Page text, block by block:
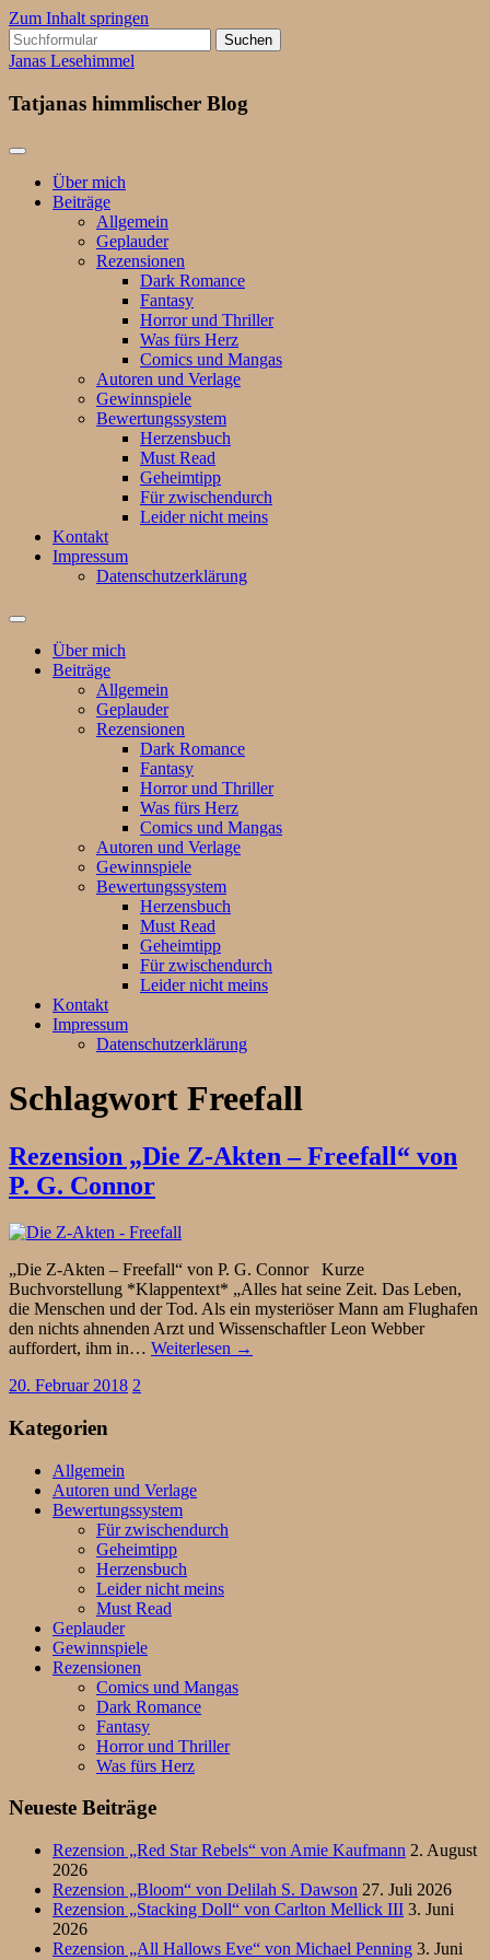
Zum Inhalt springen
Suchen
nach:
Janas Lesehimmel
Tatjanas himmlischer Blog
Über mich
Beiträge
Allgemein
Geplauder
Rezensionen
Dark Romance
Fantasy
Horror und Thriller
Was fürs Herz
Comics und Mangas
Autoren und Verlage
Gewinnspiele
Bewertungssystem
Herzensbuch
Must Read
Geheimtipp
Für zwischendurch
Leider nicht meins
Kontakt
Impressum
Datenschutzerklärung
Suchfeld
ein-/ausblenden
Über mich
Beiträge
Allgemein
Geplauder
Rezensionen
Dark Romance
Fantasy
Horror und Thriller
Was fürs Herz
Comics und Mangas
Autoren und Verlage
Gewinnspiele
Bewertungssystem
Herzensbuch
Must Read
Geheimtipp
Für zwischendurch
Leider nicht meins
Kontakt
Impressum
Datenschutzerklärung
Schlagwort Freefall
Rezension „Die Z-Akten – Freefall“ von
P. G. Connor
„Die Z-Akten – Freefall“ von P. G. Connor Kurze
Buchvorstellung *Klappentext* „Alles hat seine Zeit. Das Leben,
die Menschen und der Tod. Als ein mysteriöser Mann am Flughafen
den nichts ahnenden Arzt und Wissenschaftler Leon Webber
auffordert, ihm in… Weiterlesen →
20. Februar 2018 2
Kategorien
Allgemein
Autoren und Verlage
Bewertungssystem
Für zwischendurch
Geheimtipp
Herzensbuch
Leider nicht meins
Must Read
Geplauder
Gewinnspiele
Rezensionen
Comics und Mangas
Dark Romance
Fantasy
Horror und Thriller
Was fürs Herz
Neueste Beiträge
Rezension „Red Star Rebels“ von Amie Kaufmann 2. August
2026
Rezension „Bloom“ von Delilah S. Dawson 27. Juli 2026
Rezension „Stacking Doll“ von Carlton Mellick III 3. Juni
2026
Rezension „All Hallows Eve“ von Michael Penning 3. Juni